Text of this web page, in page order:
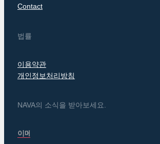
Contact
법률
이용약관
개인정보처리방침
NAVA의 소식을 받아보세요.